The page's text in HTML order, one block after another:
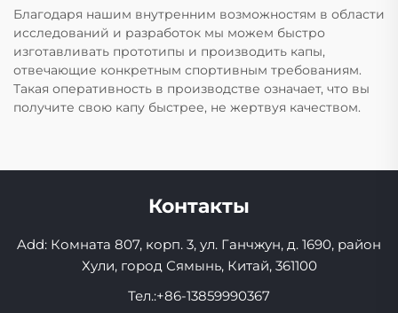
Благодаря нашим внутренним возможностям в области
исследований и разработок мы можем быстро
изготавливать прототипы и производить капы,
отвечающие конкретным спортивным требованиям.
Такая оперативность в производстве означает, что вы
получите свою капу быстрее, не жертвуя качеством.
Контакты
Add: Комната 807, корп. 3, ул. Ганчжун, д. 1690, район
Хули, город Сямынь, Китай, 361100
Тел.:+86-13859990367